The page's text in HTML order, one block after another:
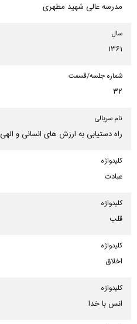
مدرسه عالی شهید مطهری
سال
۱۳۶۱
شماره جلسه/قسمت
۳۲
نام سریالی
راه دستیابی به ارزش های انسانی و الهی
كلیدواژه
عبادت
كلیدواژه
قلب
كلیدواژه
اخلاق
كلیدواژه
انس با خدا